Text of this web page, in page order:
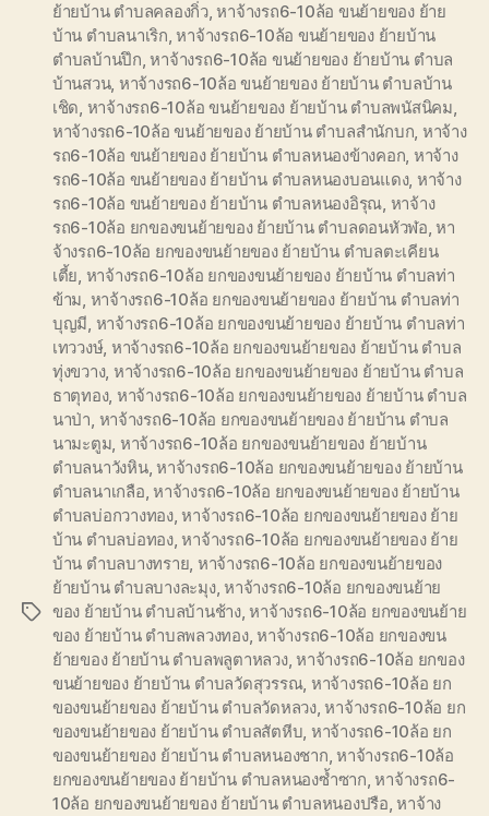
Tags
ย้ายบ้าน ตำบลคลองกิ่ว,หาจ้างรถ6-10ล้อ ขนย้ายของ ย้าย
บ้าน ตำบลนาเริก,หาจ้างรถ6-10ล้อ ขนย้ายของ ย้ายบ้าน
ตำบลบ้านปึก,หาจ้างรถ6-10ล้อ ขนย้ายของ ย้ายบ้าน ตำบล
บ้านสวน, หาจ้างรถ6-10ล้อ ขนย้ายของ ย้ายบ้าน ตำบลบ้าน
เชิด, หาจ้างรถ6-10ล้อ ขนย้ายของ ย้ายบ้าน ตำบลพนัสนิคม,
หาจ้างรถ6-10ล้อ ขนย้ายของ ย้ายบ้าน ตำบลสำนักบก, หาจ้าง
รถ6-10ล้อ ขนย้ายของ ย้ายบ้าน ตำบลหนองข้างคอก, หาจ้าง
รถ6-10ล้อ ขนย้ายของ ย้ายบ้าน ตำบลหนองบอนแดง, หาจ้าง
รถ6-10ล้อ ขนย้ายของ ย้ายบ้าน ตำบลหนองอิรุณ, หาจ้าง
รถ6-10ล้อ ยกของขนย้ายของ ย้ายบ้าน ตำบลดอนหัวฬอ,หา
จ้างรถ6-10ล้อ ยกของขนย้ายของ ย้ายบ้าน ตำบลตะเคียน
เตี้ย, หาจ้างรถ6-10ล้อ ยกของขนย้ายของ ย้ายบ้าน ตำบลท่า
ข้าม, หาจ้างรถ6-10ล้อ ยกของขนย้ายของ ย้ายบ้าน ตำบลท่า
บุญมี, หาจ้างรถ6-10ล้อ ยกของขนย้ายของ ย้ายบ้าน ตำบลท่า
เทววงษ์, หาจ้างรถ6-10ล้อ ยกของขนย้ายของ ย้ายบ้าน ตำบล
ทุ่งขวาง, หาจ้างรถ6-10ล้อ ยกของขนย้ายของ ย้ายบ้าน ตำบล
ธาตุทอง, หาจ้างรถ6-10ล้อ ยกของขนย้ายของ ย้ายบ้าน ตำบล
นาป่า, หาจ้างรถ6-10ล้อ ยกของขนย้ายของ ย้ายบ้าน ตำบล
นามะตูม, หาจ้างรถ6-10ล้อ ยกของขนย้ายของ ย้ายบ้าน
ตำบลนาวังหิน,หาจ้างรถ6-10ล้อ ยกของขนย้ายของ ย้ายบ้าน
ตำบลนาเกลือ,หาจ้างรถ6-10ล้อ ยกของขนย้ายของ ย้ายบ้าน
ตำบลบ่อกวางทอง,หาจ้างรถ6-10ล้อ ยกของขนย้ายของ ย้าย
บ้าน ตำบลบ่อทอง,หาจ้างรถ6-10ล้อ ยกของขนย้ายของ ย้าย
บ้าน ตำบลบางทราย, หาจ้างรถ6-10ล้อ ยกของขนย้ายของ
ย้ายบ้าน ตำบลบางละมุง,หาจ้างรถ6-10ล้อ ยกของขนย้าย
ของ ย้ายบ้าน ตำบลบ้านช้าง,หาจ้างรถ6-10ล้อ ยกของขนย้าย
ของ ย้ายบ้าน ตำบลพลวงทอง,หาจ้างรถ6-10ล้อ ยกของขน
ย้ายของ ย้ายบ้าน ตำบลพลูตาหลวง,หาจ้างรถ6-10ล้อ ยกของ
ขนย้ายของ ย้ายบ้าน ตำบลวัดสุวรรณ, หาจ้างรถ6-10ล้อ ยก
ของขนย้ายของ ย้ายบ้าน ตำบลวัดหลวง,หาจ้างรถ6-10ล้อ ยก
ของขนย้ายของ ย้ายบ้าน ตำบลสัตหีบ, หาจ้างรถ6-10ล้อ ยก
ของขนย้ายของ ย้ายบ้าน ตำบลหนองชาก,หาจ้างรถ6-10ล้อ
ยกของขนย้ายของ ย้ายบ้าน ตำบลหนองซ้ำซาก,หาจ้างรถ6-
10ล้อ ยกของขนย้ายของ ย้ายบ้าน ตำบลหนองปรือ,หาจ้าง